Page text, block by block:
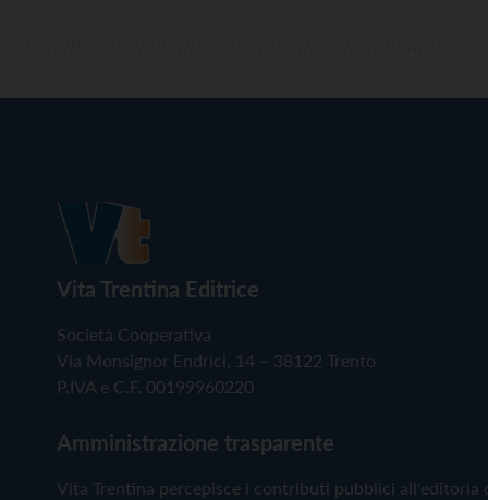
Vita Trentina Editrice
Società Cooperativa
Via Monsignor Endrici, 14 – 38122 Trento
P.IVA e C.F. 00199960220
Amministrazione trasparente
Vita Trentina percepisce i contributi pubblici all'editoria